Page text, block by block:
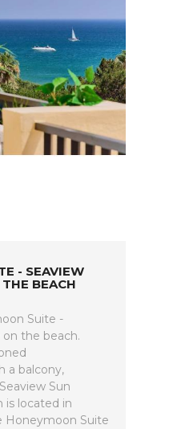
- SEAVIEW
BEACH
Suite -
on the beach.
a balcony,
Sun
is located in
Honeymoon Suite